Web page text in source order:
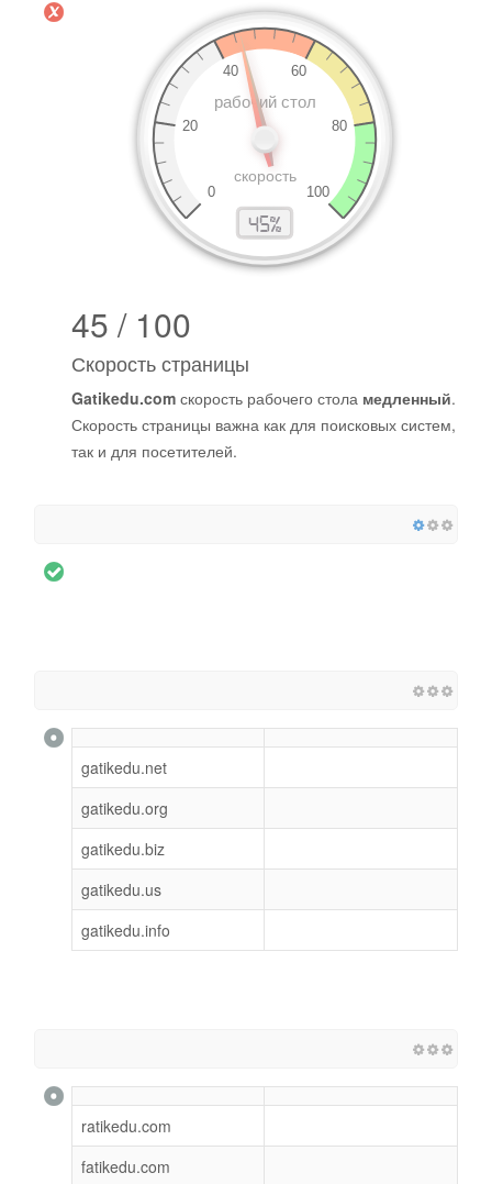
45 / 100
Скорость страницы
Gatikedu.com скорость рабочего стола медленный.
Скорость страницы важна как для поисковых систем,
так и для посетителей.
gatikedu.net
gatikedu.org
gatikedu.biz
gatikedu.us
gatikedu.info
ratikedu.com
fatikedu.com